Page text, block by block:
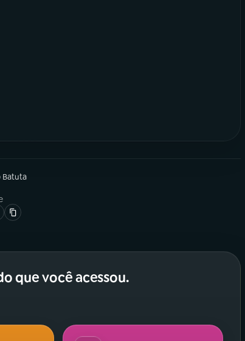
Batuta
que você acessou.